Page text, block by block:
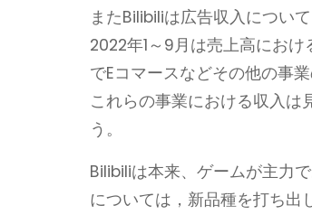
またBilibiliは広告収入につい
2022年1～9月は売上高にお
でEコマースなどその他の事
これらの事業における収入は
う。
Bilibiliは本来、ゲームが主力
については，新品種を打ち出